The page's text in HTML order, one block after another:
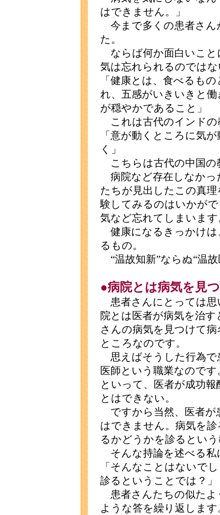
はできません。」
今まで多くの患者さん
た。
ならば何か面白いこと
気は忘れられるのでは
「健康とは、食べるも
れ、五感がいきいきと
が穏やかであること」
これは古代のインドの
「意が動くところに気
く」
こちらは古代の中国の
病院など存在しなかっ
たちが見出したこの真
験してみるのはいかが
気など忘れてしまいます
健康になるきっかけは
るもの。
“温故知新”ならぬ“温故
●病院とは病気を見
患者さんにとっては思
院とは医者が病気を治
さんの病気を見つけて
ところなのです。
思えばそうした行為で
医師という職業なので
といって、医者が成功
とはできない。
ですから当然、医者が
はできません。病気を
るかどうかを診るとい
そんな持論を述べる私
「そんなことはないで
診るということでは？」
患者さんたちの似たよ
ような答を繰り返します